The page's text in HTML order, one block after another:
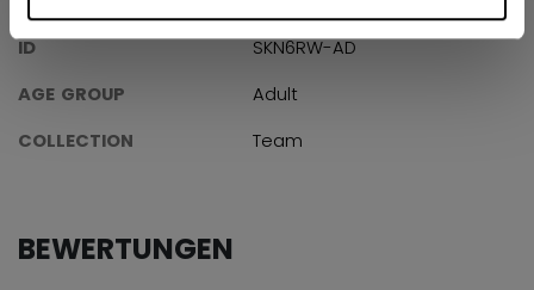
ID
SKN6RW-AD
AGE GROUP
Adult
COLLECTION
Team
BEWERTUNGEN